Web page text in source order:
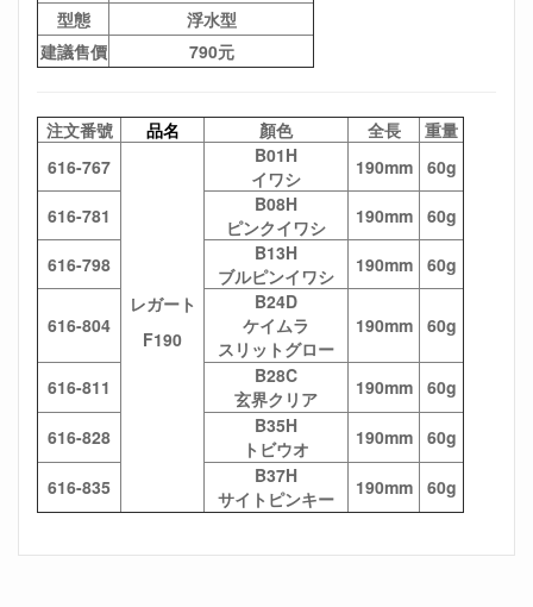
型態
浮水型
建議售價
790元
注文番號 品名 顏色 全長
重量
616-767
レガート
F190
B01H
イワシ
190mm 60g
616-781
B08H
ピンクイワシ
190mm 60g
616-798
B13H
ブルピンイワシ
190mm 60g
616-804
B24D
ケイムラ
スリットグロー
190mm 60g
616-811
B28C
玄界クリア
190mm 60g
616-828
B35H
トビウオ
190mm 60g
616-835
B37H
サイトピンキー
190mm 60g